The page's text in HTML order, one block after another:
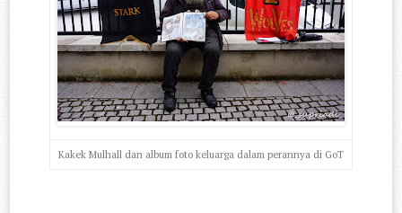
Kakek Mulhall dan album foto keluarga dalam perannya di GoT